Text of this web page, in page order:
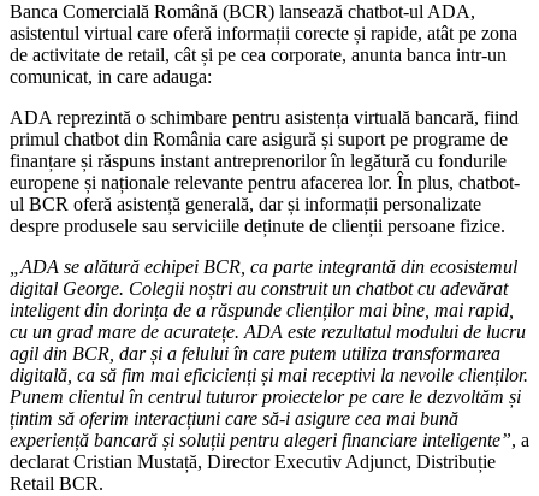
Banca Comercială Română (BCR) lansează chatbot-ul ADA,
asistentul virtual care oferă informații corecte și rapide, atât pe zona
de activitate de retail, cât și pe cea corporate, anunta banca intr-un
comunicat, in care adauga:
ADA reprezintă o schimbare pentru asistența virtuală bancară, fiind
primul chatbot din România care asigură și suport pe programe de
finanțare și răspuns instant antreprenorilor în legătură cu fondurile
europene și naționale relevante pentru afacerea lor. În plus, chatbot-
ul BCR oferă asistență generală, dar și informații personalizate
despre produsele sau serviciile deținute de clienții persoane fizice.
„ADA se alătură echipei BCR, ca parte integrantă din ecosistemul
digital George. Colegii noștri au construit un chatbot cu adevărat
inteligent din dorința de a răspunde clienților mai bine, mai rapid,
cu un grad mare de acuratețe. ADA este rezultatul modului de lucru
agil din BCR, dar și a felului în care putem utiliza transformarea
digitală, ca să fim mai eficicienți și mai receptivi la nevoile clienților.
Punem clientul în centrul tuturor proiectelor pe care le dezvoltăm și
țintim să oferim interacțiuni care să-i asigure cea mai bună
experiență bancară și soluții pentru alegeri financiare inteligente”, a
declarat Cristian Mustață, Director Executiv Adjunct, Distribuție
Retail BCR.